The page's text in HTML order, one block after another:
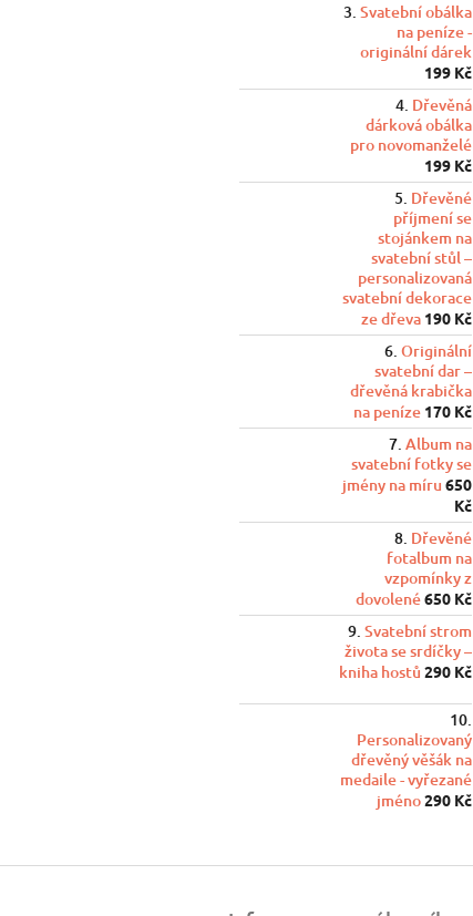
Svatební obálka
na peníze -
originální dárek
199 Kč
Dřevěná
dárková obálka
pro novomanželé
199 Kč
Dřevěné
příjmení se
stojánkem na
svatební stůl –
personalizovaná
svatební dekorace
ze dřeva 190 Kč
Originální
svatební dar –
dřevěná krabička
na peníze 170 Kč
Album na
svatební fotky se
jmény na míru 650
Kč
Dřevěné
fotalbum na
vzpomínky z
dovolené650 Kč
Svatební strom
života se srdíčky –
kniha hostů 290 Kč
Personalizovaný
dřevěný věšák na
medaile - vyřezané
jméno290 Kč